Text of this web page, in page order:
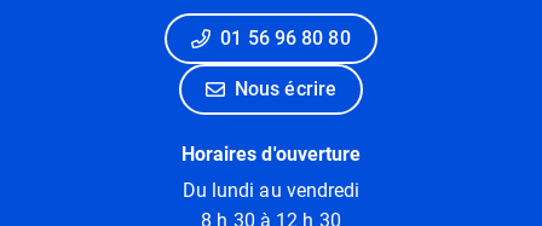
01 56 96 80 80
Nous écrire
Horaires d'ouverture
Du lundi au vendredi
8 h 30 à 12 h 30